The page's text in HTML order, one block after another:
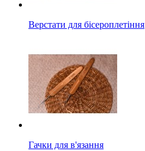
Верстати для бісероплетіння
Гачки для в'язання